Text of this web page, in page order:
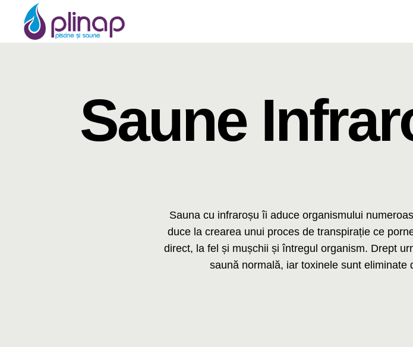
Saune
Sauna cu infraroșu îi aduce organismului
duce la crearea unui proces de transpirație ce
direct, la fel și mușchii și întregul organism. Drept
saună normală, iar toxinele sunt